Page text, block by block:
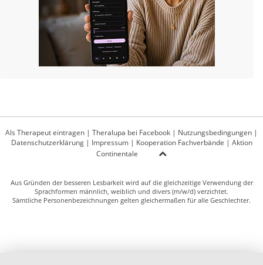
Als Therapeut eintragen | Theralupa bei Facebook | Nutzungsbedingungen |
Datenschutzerklärung| Impressum| Kooperation Fachverbände | Aktion
Continentale
Aus Gründen der besseren Lesbarkeit wird auf die gleichzeitige Verwendung der
Sprachformen männlich, weiblich und divers (m/w/d) verzichtet.
Sämtliche Personenbezeichnungen gelten gleichermaßen für alle Geschlechter.